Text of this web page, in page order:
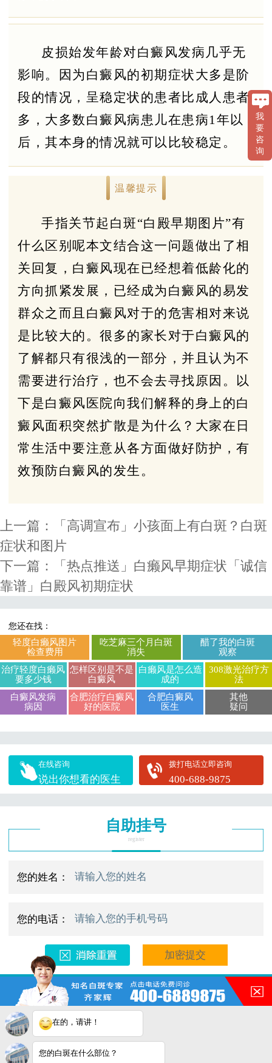
皮损始发年龄对白癜风发病几乎无
影响。因为白癜风的初期症状大多是阶
段的情况，呈稳定状的患者比成人患者
多，大多数白癜风病患儿在患病1年以
后，其本身的情况就可以比较稳定。
温馨提示
手指关节起白斑“白殿早期图片”有
什么区别呢本文结合这一问题做出了相
关回复，白癜风现在已经想着低龄化的
方向抓紧发展，已经成为白癜风的易发
群众之而且白癜风对于的危害相对来说
是比较大的。很多的家长对于白癜风的
了解都只有很浅的一部分，并且认为不
需要进行治疗，也不会去寻找原因。以
下是白癜风医院向我们解释的身上的白
癜风面积突然扩散是为什么？大家在日
常生活中要注意从各方面做好防护，有
效预防白癜风的发生。
上一篇：
「高调宣布」小孩面上有白斑？白斑
症状和图片
下一篇：
「热点推送」白癞风早期症状「诚信
靠谱」白殿风初期症状
您还在找：
轻度白癞风图片
检查费用
吃芝麻三个月白斑
消失
醋了我的白斑
观察
治疗轻度白癞风
要多少钱
怎样区别是不是
白癜风
白癞风是怎么造
成的
308激光治疗方
法
白癜风发病
病因
合肥治疗白癜风
好的医院
合肥白癜风
医生
其他
疑问
在线咨询
说出你想看的医生
拨打电话立即咨询
400-688-9875
自助挂号
register
您的姓名：
您的电话：
预约电话：400-688-9875/0769-23667272
医院地址：合肥市铜陵路与裕溪路交叉口
Copyright © 2025 合肥华夏白班癫疯研究院
注：本网站信息仅供参考，不能作为诊断及医疗依据。
我
要
咨
询
在的，请讲！
您的白斑在什么部位？